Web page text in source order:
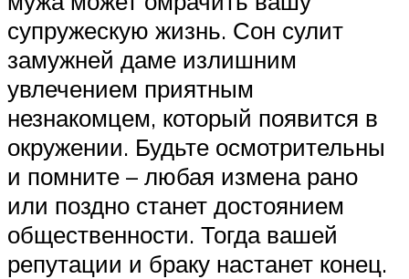
супружескую жизнь. Сон сулит
замужней даме излишним
увлечением приятным
незнакомцем, который появится в
окружении. Будьте осмотрительны
и помните – любая измена рано
или поздно станет достоянием
общественности. Тогда вашей
репутации и браку настанет конец.